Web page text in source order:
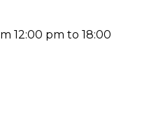
12:00 pm to 18:00